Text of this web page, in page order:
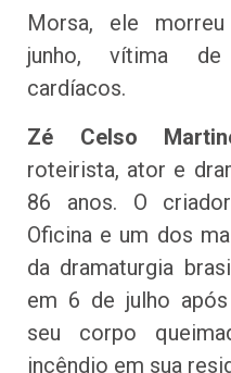
Morsa, ele
junho, vítima de
cardíacos.
Zé Celso
roteirista, ator e
86 anos. O
Oficina e um dos
da dramaturgia
em 6 de julho
seu corpo
incêndio em sua